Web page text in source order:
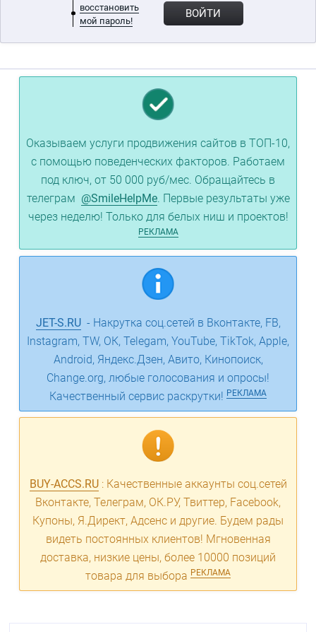
восстановить
мой пароль!
ВОЙТИ
Оказываем услуги продвижения сайтов в ТОП-10,
с помощью поведенческих факторов. Работаем
под ключ, от 50 000 руб/мес. Обращайтесь в
телеграм @SmileHelpMe. Первые результаты уже
через неделю! Только для белых ниш и проектов!
РЕКЛАМА
JET-S.RU- Накрутка соц.сетей в Вконтакте, FB,
Instagram, TW, ОК, Telegam, YouTube, TikTok, Apple,
Android, Яндекс.Дзен, Авито, Кинопоиск,
Change.org, любые голосования и опросы!
Качественный сервис раскрутки! РЕКЛАМА
BUY-ACCS.RU: Качественные аккаунты соц.сетей
Вконтакте, Телеграм, ОК.РУ, Твиттер, Facebook,
Купоны, Я.Директ, Адсенс и другие. Будем рады
видеть постоянных клиентов! Мгновенная
доставка, низкие цены, более 10000 позиций
товара для выбора РЕКЛАМА